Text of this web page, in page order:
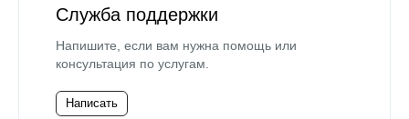
Служба поддержки
Напишите, если вам нужна помощь или
консультация по услугам.
Написать